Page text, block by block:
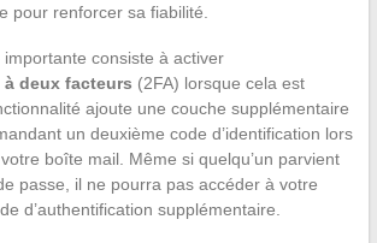
pour renforcer sa fiabilité.
consiste à activer
deux facteurs (2FA) lorsque cela est
ajoute une couche supplémentaire
un deuxième code d’identification lors
boîte mail. Même si quelqu’un parvient
passe, il ne pourra pas accéder à votre
d’authentification supplémentaire.